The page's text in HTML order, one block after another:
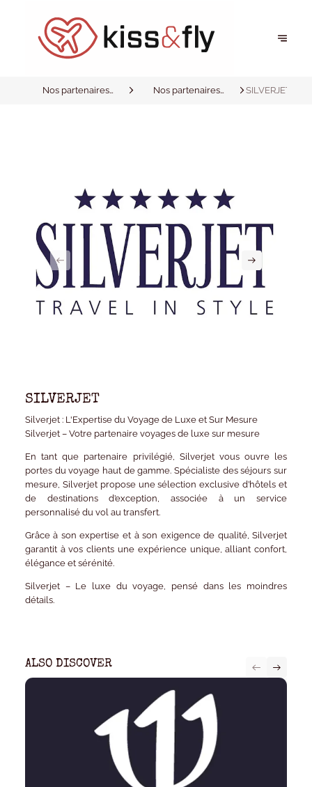
Nos partenaires
Nos partenaires
SILVERJET
SILVERJET
Silverjet : L'Expertise du Voyage de Luxe et Sur Mesure
Silverjet – Votre partenaire voyages de luxe sur mesure
En tant que partenaire privilégié, Silverjetvous ouvre les
portes duvoyage haut de gamme. Spécialiste des séjours sur
mesure, Silverjet propose unesélection exclusive d’hôtels et
de destinations d’exception , associée à unservice
personnalisédu vol au transfert.
Grâce à son expertise et à son exigence de qualité, Silverjet
garantit à vos clients une expérience unique, alliantconfort,
élégance et sérénité.
Silverjet – Le luxe du voyage, pensé dans les moindres
détails.
ALSO DISCOVER